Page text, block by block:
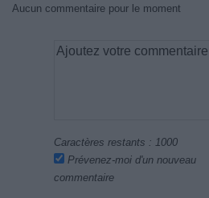
Aucun commentaire pour le moment
Caractères restants : 1000
Prévenez-moi d'un nouveau
commentaire